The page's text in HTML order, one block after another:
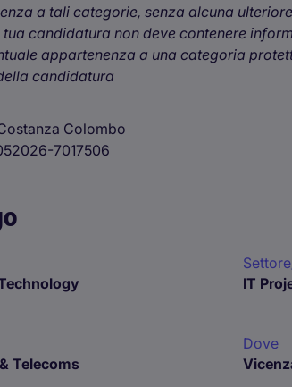
a tali categorie, senza alcuna
candidatura non deve contenere
appartenenza a una categoria
candidatura
Colombo
7017506
IT
Telecoms
Dove